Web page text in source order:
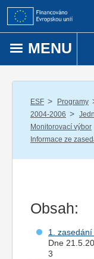
Přejít k obsahu
MENU
ESF / Programy /
2004-2006 /
Monitorovací výbor
Informace ze
Obsah:
1. zasedání
Dne
3